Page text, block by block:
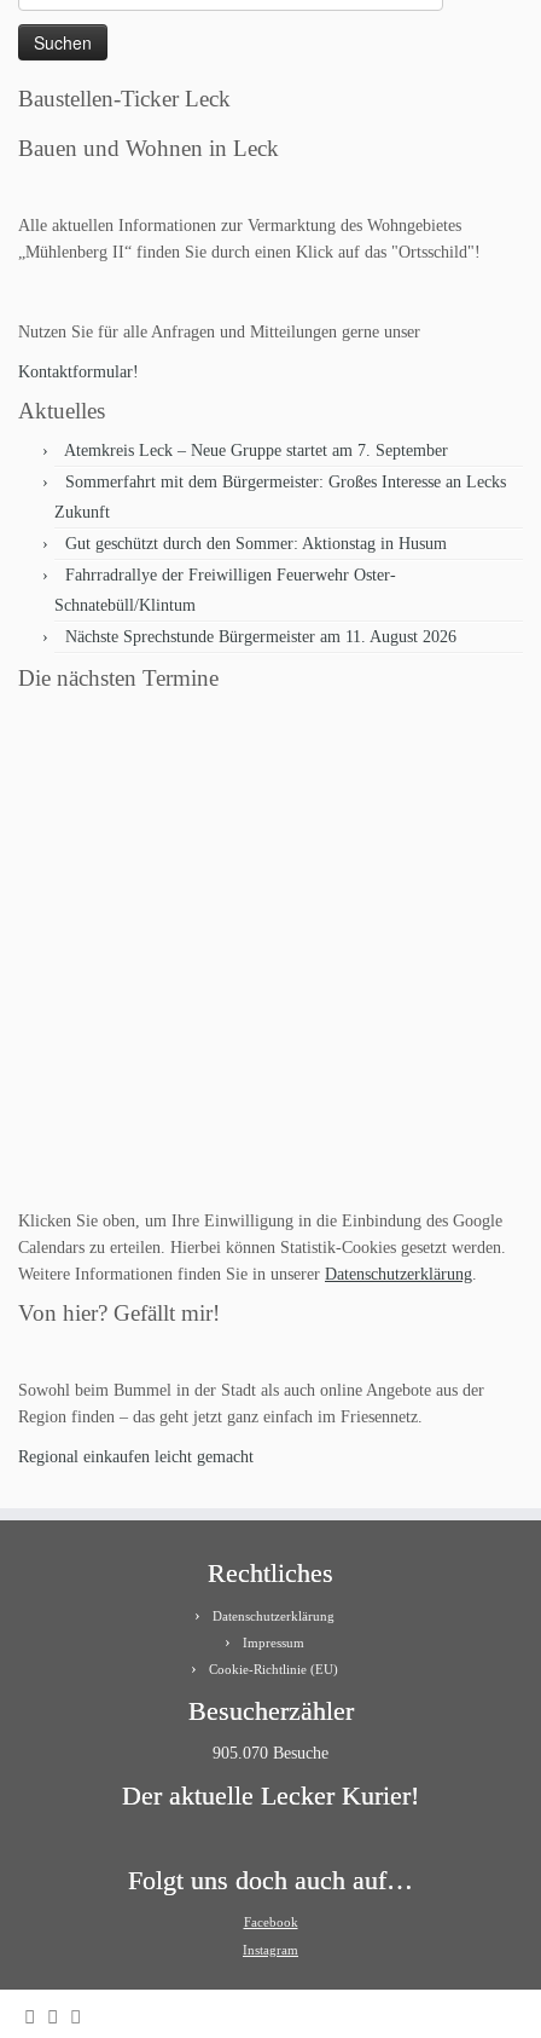
nach:
Baustellen-Ticker Leck
Bauen und Wohnen in Leck
Alle aktuellen Informationen zur Vermarktung des Wohngebietes
„Mühlenberg II“ finden Sie durch einen Klick auf das "Ortsschild"!
Nutzen Sie für alle Anfragen und Mitteilungen gerne unser
Kontaktformular!
Aktuelles
Atemkreis Leck – Neue Gruppe startet am 7. September
Sommerfahrt mit dem Bürgermeister: Großes Interesse an Lecks
Zukunft
Gut geschützt durch den Sommer: Aktionstag in Husum
Fahrradrallye der Freiwilligen Feuerwehr Oster-
Schnatebüll/Klintum
Nächste Sprechstunde Bürgermeister am 11. August 2026
Die nächsten Termine
Klicken Sie oben, um Ihre Einwilligung in die Einbindung des Google
Calendars zu erteilen. Hierbei können Statistik-Cookies gesetzt werden.
Weitere Informationen finden Sie in unserer Datenschutzerklärung.
Von hier? Gefällt mir!
Sowohl beim Bummel in der Stadt als auch online Angebote aus der
Region finden – das geht jetzt ganz einfach im Friesennetz.
Regional einkaufen leicht gemacht
Rechtliches
Datenschutzerklärung
Impressum
Cookie-Richtlinie (EU)
Besucherzähler
905.070 Besuche
Der aktuelle Lecker Kurier!
Folgt uns doch auch auf…
Facebook
Instagram